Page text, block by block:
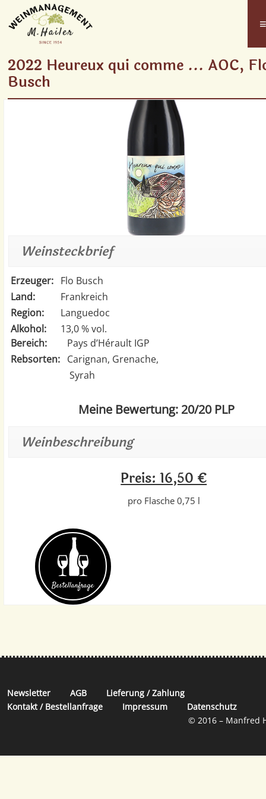
≡
2022 Heureux qui comme ... AOC,
Busch
Weinsteckbrief
Erzeuger: Flo Busch
Land:
Frankreich
Region:
Languedoc
Alkohol:
13,0 % vol.
Bereich:
Pays d’Hérault IGP
Rebsorten: Carignan, Grenache,
Syrah
Meine Bewertung: 20/20 PLP
Weinbeschreibung
Preis: 16,50 €
pro Flasche 0,75 l
Bestellanfrage
Newsletter AGB
Lieferung / Zahlung
Kontakt / Bestellanfrage
Impressum
Datenschutz
© 2016 – Manfred